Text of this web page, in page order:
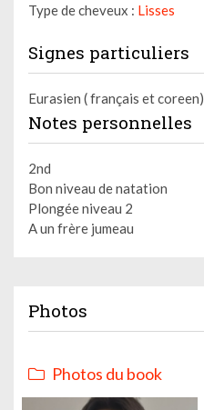
Type de cheveux : Lisses
Signes particuliers
Eurasien ( français et coreen)
Notes personnelles
2nd
Bon niveau de natation
Plongée niveau 2
A un frère jumeau
Photos
Photos du book